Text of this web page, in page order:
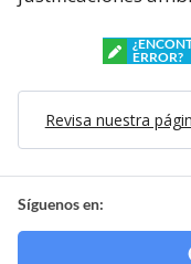
ERROR?
Revisa nuestra
Síguenos en: